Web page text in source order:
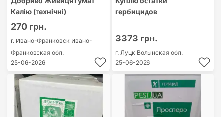
Калію (технічні)
270 грн.
г. Ивано-Франковск Ивано-
Франковская обл.
25-06-2026
гербицидов
3373 грн.
г. Луцк Волынская обл.
25-06-2026